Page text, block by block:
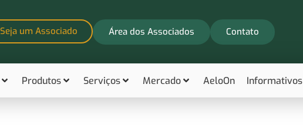
Seja um Associado Área dos Associados Contato
Produtos Serviços Mercado AeloOn Informativos